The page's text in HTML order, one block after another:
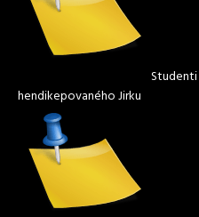
hendikepovaného Jirku